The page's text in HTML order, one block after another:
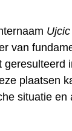
Ujcic
van
plaatsen
situatie